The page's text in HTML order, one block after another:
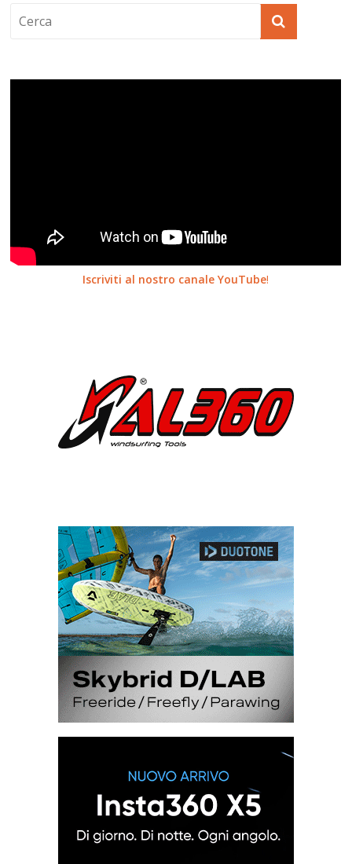
Iscriviti al nostro canale YouTube!